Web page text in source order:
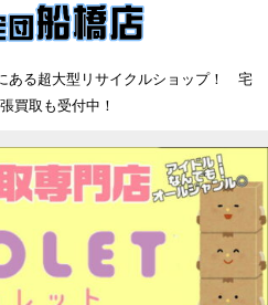
ある超大型リサイクルショップ！ 宅
買取も受付中！